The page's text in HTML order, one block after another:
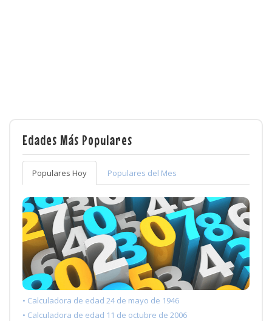
Edades Más Populares
Populares Hoy Populares del Mes
• Calculadora de edad 24 de mayo de 1946
• Calculadora de edad 11 de octubre de 2006